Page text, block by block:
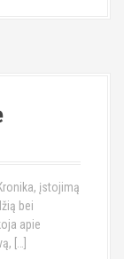
įstojimą
bei
apie
[…]